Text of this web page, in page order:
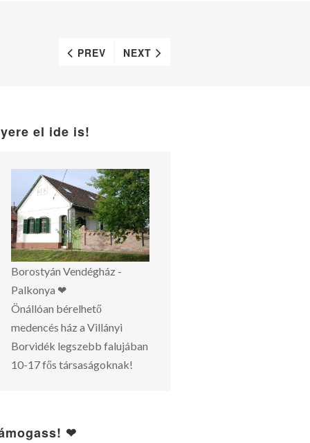
PREV NEXT
el ide is!
Borostyán Vendégház -
Palkonya ❤
Önállóan bérelhető
medencés ház a Villányi
Borvidék legszebb falujában
10-17 fős társaságoknak!
❤